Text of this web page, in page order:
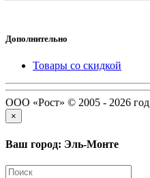
Дополнительно
Товары со скидкой
ООО «Рост» © 2005 - 2026 год
×
Ваш город: Эль-Монте